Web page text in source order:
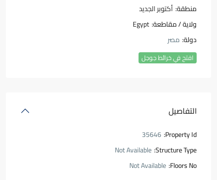
منطقة: أكتوبر الجديد
ولاية / مقاطعة: Egypt
دولة: مصر
افتح في خرائط جوجل
التفاصيل
Property Id:
35646
Structure Type:
Not Available
Floors No:
Not Available